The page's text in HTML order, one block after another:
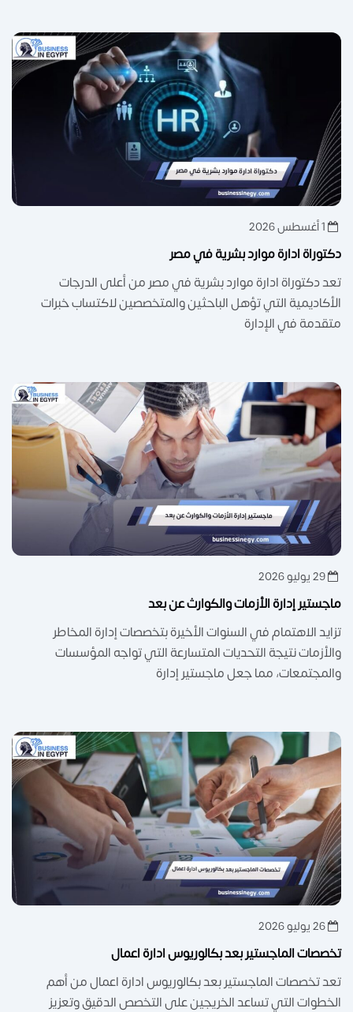
1 أغسطس 2026
دكتوراة ادارة موارد بشرية في مصر
تعد دكتوراة ادارة موارد بشرية في مصر من أعلى الدرجات
الأكاديمية التي تؤهل الباحثين والمتخصصين لاكتساب خبرات
متقدمة في الإدارة
29 يوليو 2026
ماجستير إدارة الأزمات والكوارث عن بعد
تزايد الاهتمام في السنوات الأخيرة بتخصصات إدارة المخاطر
والأزمات نتيجة التحديات المتسارعة التي تواجه المؤسسات
والمجتمعات، مما جعل ماجستير إدارة
26 يوليو 2026
تخصصات الماجستير بعد بكالوريوس ادارة اعمال
تعد تخصصات الماجستير بعد بكالوريوس ادارة اعمال من أهم
الخطوات التي تساعد الخريجين على التخصص الدقيق وتعزيز